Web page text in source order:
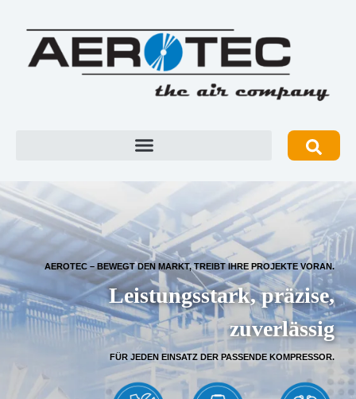
FÜR JEDEN EINSATZ DER PASSENDE KOMPRESSOR.
Leistungsstark, präzise,
zuverlässig
AEROTEC – BEWEGT DEN MARKT, TREIBT IHRE PROJEKTE VORAN.